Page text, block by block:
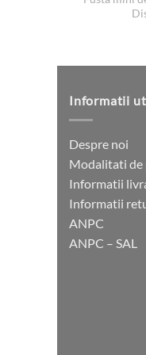
Informatii
Despre noi
Modalitati de
Informatii
Informatii
ANPC
ANPC – SAL